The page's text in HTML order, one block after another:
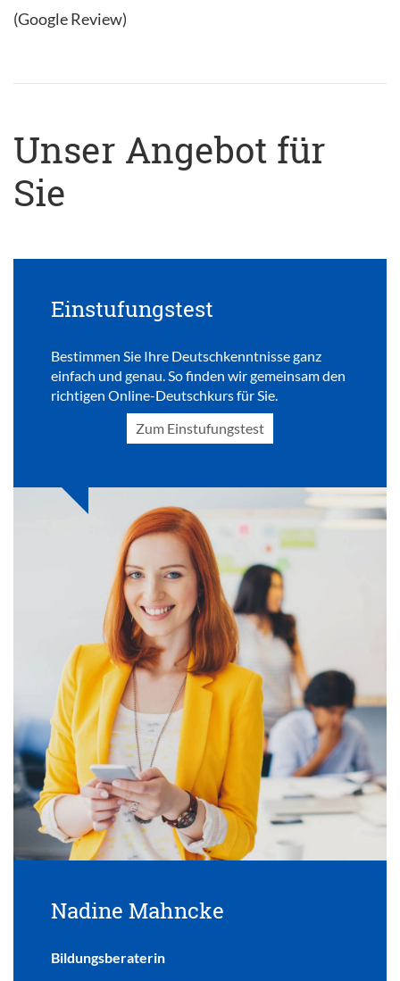
(Google Review)
Unser Angebot für
Sie
Einstufungstest
Bestimmen Sie Ihre Deutschkenntnisse ganz
einfach und genau. So finden wir gemeinsam den
richtigen Online-Deutschkurs für Sie.
Zum Einstufungstest
Nadine Mahncke
Bildungsberaterin